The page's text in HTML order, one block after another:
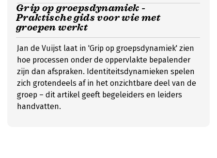
Grip op groepsdynamiek -
Praktische gids voor wie met
groepen werkt
Jan de Vuijst laat in 'Grip op groepsdynamiek' zien
hoe processen onder de oppervlakte bepalender
zijn dan afspraken. Identiteitsdynamieken spelen
zich grotendeels af in het onzichtbare deel van de
groep – dit artikel geeft begeleiders en leiders
handvatten.